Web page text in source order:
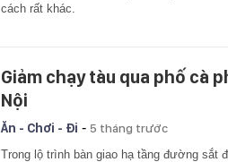
cách rất khác.
Giảm chạy tàu qua phố cà
Nội
Ăn - Chơi - Đi - 5 tháng trước
Trong lộ trình bàn giao hạ tầng đường sắt